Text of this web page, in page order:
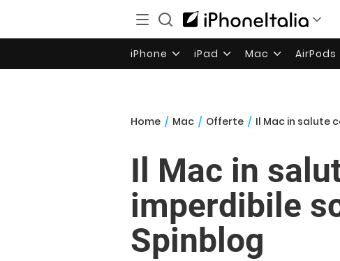
iPhone iPad Mac AirPods
Home / Mac / Offerte / Il Mac in salute
Il Mac in
imperdibile
Spinblog